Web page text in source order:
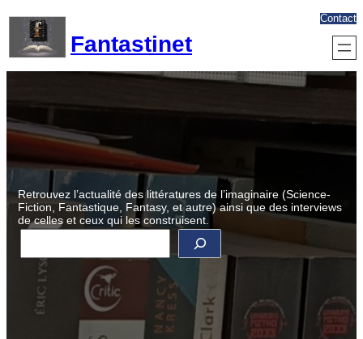
contenu
Fantastinet
Contact
Retrouvez l’actualité des littératures de l’imaginaire (Science-
Fiction, Fantastique, Fantasy, et autre) ainsi que des interviews
de celles et ceux qui les construisent.
R
c